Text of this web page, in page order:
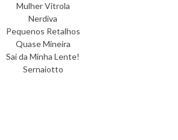
Mulher Vitrola
Nerdiva
Pequenos Retalhos
Quase Mineira
Sai da Minha Lente!
Sernaiotto